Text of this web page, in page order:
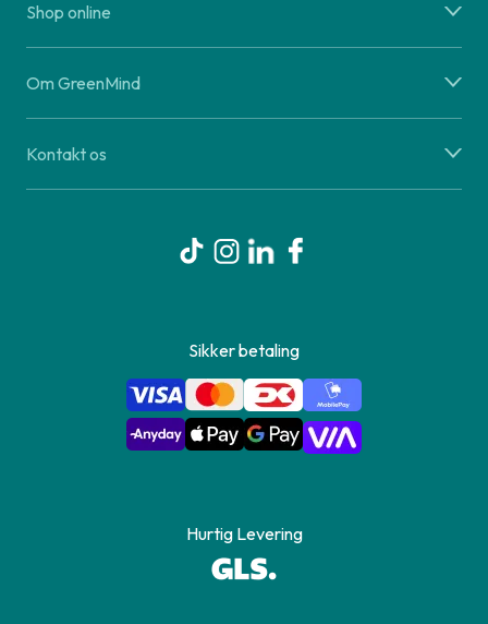
Shop online
Om GreenMind
Kontakt os
Sikker betaling
Hurtig Levering